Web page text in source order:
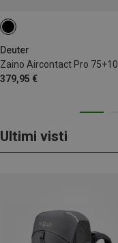
Deuter
Zaino Aircontact Pro 75+10
379,95 €
75+10L
Ultimi visti